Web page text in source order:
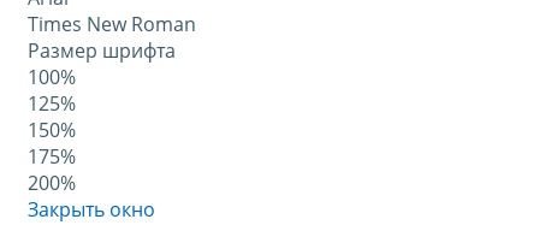
Times New Roman
Размер шрифта
100%
125%
150%
175%
200%
Закрыть окно